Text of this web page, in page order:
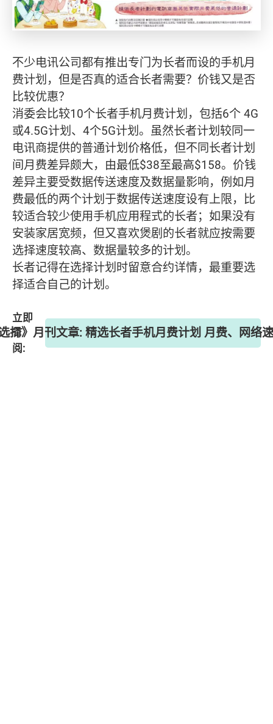
不少电讯公司都有推出专门为长者而设的手机月
费计划，但是否真的适合长者需要？价钱又是否
比较优惠？
消委会比较10个长者手机月费计划，包括6个 4G
或4.5G计划、4个5G计划。虽然长者计划较同一
电讯商提供的普通计划价格低，但不同长者计划
间月费差异颇大，由最低$38至最高$158。价钱
差异主要受数据传送速度及数据量影响，例如月
费最低的两个计划于数据传送速度设有上限，比
较适合较少使用手机应用程式的长者；如果没有
安装家居宽频，但又喜欢煲剧的长者就应按需要
选择速度较高、数据量较多的计划。
长者记得在选择计划时留意合约详情，最重要选
择适合自己的计划。
立即
订
阅:
择》月刊文章: 精选长者手机月费计划 月费、网络